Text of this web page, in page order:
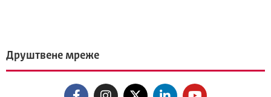
Друштвене мреже